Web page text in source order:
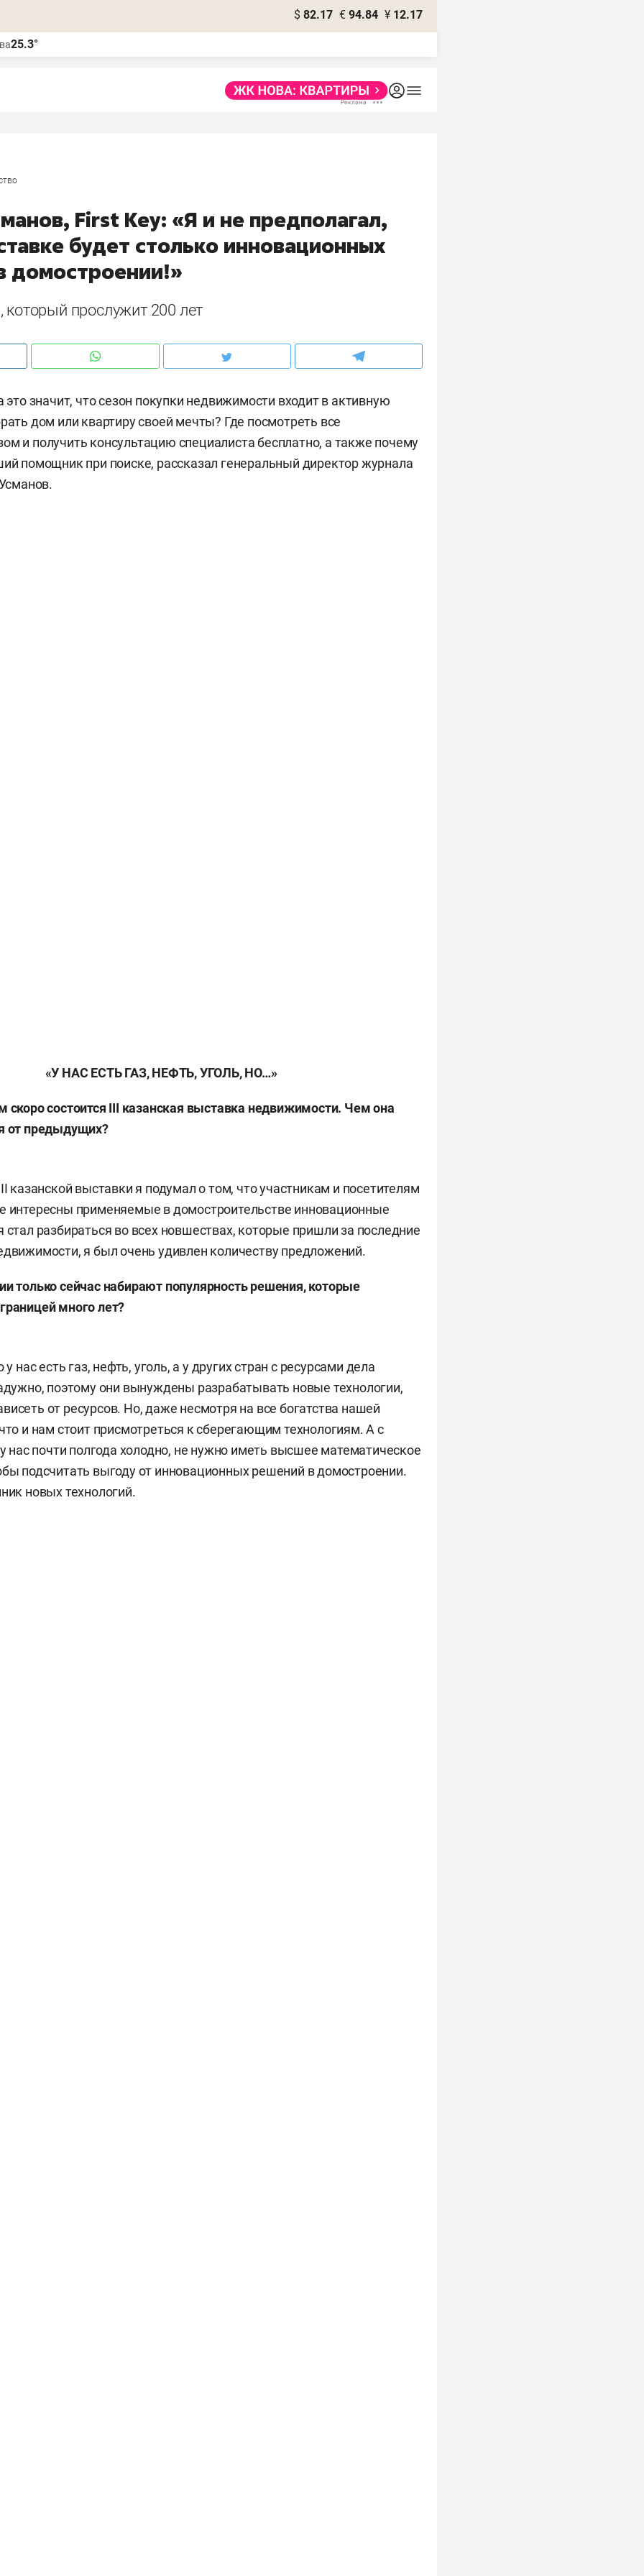
$ 82.17 € 94.84 ¥ 12.17
25.3°
First Key: «Я и не предполагал,
будет столько инновационных
домостроении!»
который прослужит 200 лет
это значит, что сезон покупки недвижимости входит в активную
дом или квартиру своей мечты? Где посмотреть все
и получить консультацию специалиста бесплатно, а также почему
помощник при поиске, рассказал генеральный директор журнала
«У НАС ЕСТЬ ГАЗ, НЕФТЬ, УГОЛЬ, НО…»
состоится III казанская выставка недвижимости. Чем она
от предыдущих?
казанской выставки я подумал о том, что участникам и посетителям
интересны применяемые в домостроительстве инновационные
разбираться во всех новшествах, которые пришли за последние
я был очень удивлен количеству предложений.
только сейчас набирают популярность решения, которые
много лет?
нас есть газ, нефть, уголь, а у других стран с ресурсами дела
поэтому они вынуждены разрабатывать новые технологии,
от ресурсов. Но, даже несмотря на все богатства нашей
и нам стоит присмотреться к сберегающим технологиям. А с
нас почти полгода холодно, не нужно иметь высшее математическое
подсчитать выгоду от инновационных решений в домостроении.
новых технологий.